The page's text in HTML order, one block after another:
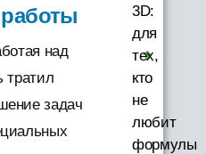
над
тратил
задач
3D:
для
тех,
кто
не
любит
формулы